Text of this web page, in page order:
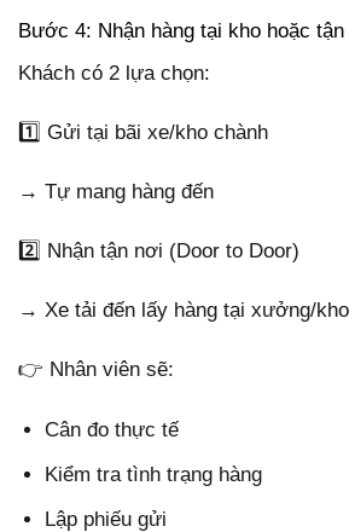
Bước 4: Nhận hàng tại kho hoặc
Khách có 2 lựa chọn:
1️⃣ Gửi tại bãi xe/kho chành
→ Tự mang hàng đến
2️⃣ Nhận tận nơi (Door to Door)
→ Xe tải đến lấy hàng tại xưởng/
👉 Nhân viên sẽ:
Cân đo thực tế
Kiểm tra tình trạng hàng
Lập phiếu gửi